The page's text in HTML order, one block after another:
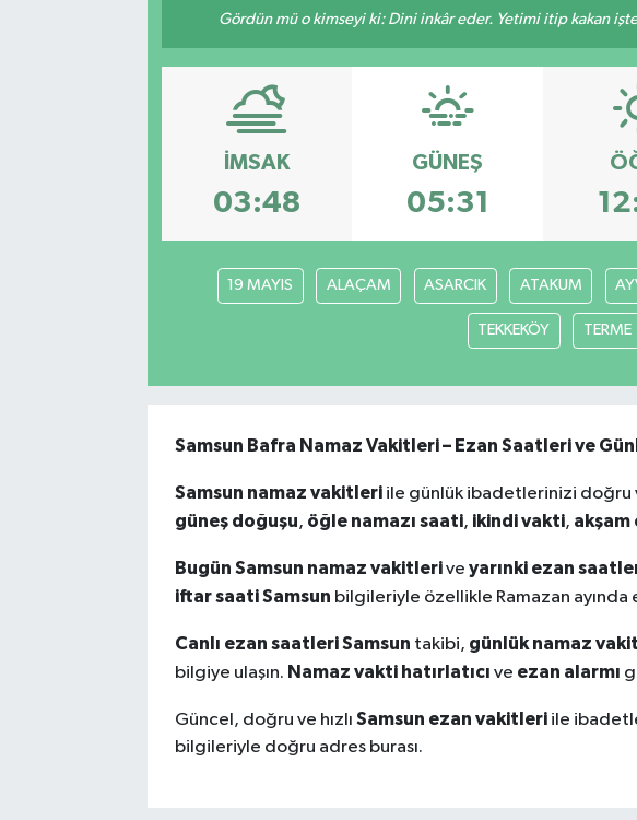
Gördün mü o kimseyi ki: Dini inkâr eder. Yetimi itip kakan
İMSAK
03:48
GÜNEŞ
05:31
19 MAYIS ALAÇAM ASARCIK ATAKUM
TEKKEKÖY TERME
Samsun Bafra Namaz Vakitleri – Ezan Saatleri ve
Samsun namaz vakitleri ile günlük ibadetlerinizi doğru
güneş doğuşu, öğle namazı saati, ikindi vakti, akşam
Bugün Samsun namaz vakitleriveyarınki ezan
iftar saati Samsun bilgileriyle özellikle Ramazan ayında
Canlı ezan saatleri Samsun takibi, günlük namaz
bilgiye ulaşın. Namaz vakti hatırlatıcı ve ezan alarmı
Güncel, doğru ve hızlıSamsun ezan vakitleri ile
bilgileriyle doğru adres burası.